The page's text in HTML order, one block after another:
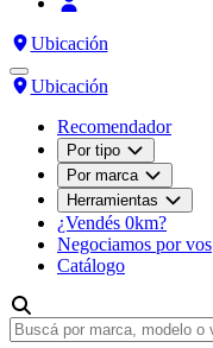
Ubicación
Ubicación
Recomendador
Por tipo
Por marca
Herramientas
¿Vendés 0km?
Negociamos por vos
Catálogo